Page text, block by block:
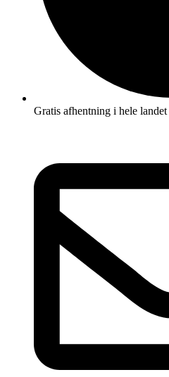
Gratis afhentning i hele landet